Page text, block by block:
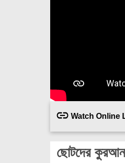
Watch Online
ছোটদের